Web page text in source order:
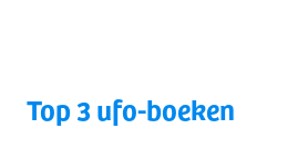
Top 3 ufo-boeken